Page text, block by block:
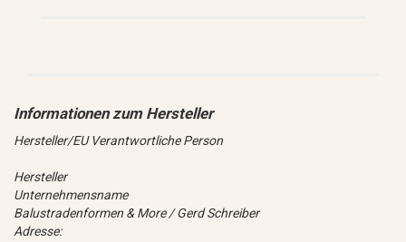
Hersteller/EU Verantwortliche Person
Hersteller
Unternehmensname
Balustradenformen & More / Gerd Schreiber
Adresse: